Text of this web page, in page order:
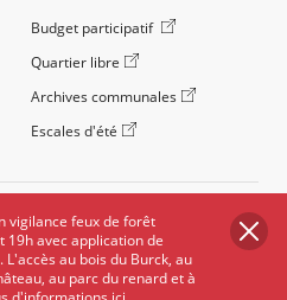
vigilance feux de forêt
19h avec application de
au bois du Burck, au
au parc du renard et à
Budget participatif
Quartier libre
Archives communales
Escales d'été
Tous droits réservés
de presse
Recrutement
Carte des équipements